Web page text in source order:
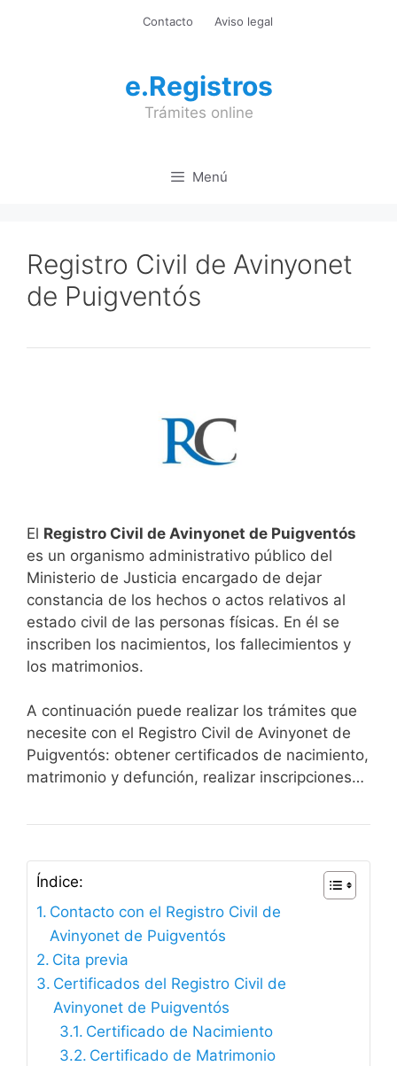
Contacto Aviso legal
e.Registros
Trámites online
Menú
Registro Civil de Avinyonet
de Puigventós
El Registro Civil de Avinyonet de Puigventós
es un organismo administrativo público del
Ministerio de Justicia encargado de dejar
constancia de los hechos o actos relativos al
estado civil de las personas físicas. En él se
inscriben los nacimientos, los fallecimientos y
los matrimonios.
A continuación puede realizar los trámites que
necesite con el Registro Civil de Avinyonet de
Puigventós: obtener certificados de nacimiento,
matrimonio y defunción, realizar inscripciones…
Índice:
Contacto con el Registro Civil de
Avinyonet de Puigventós
Cita previa
Certificados del Registro Civil de
Avinyonet de Puigventós
Certificado de Nacimiento
Certificado de Matrimonio